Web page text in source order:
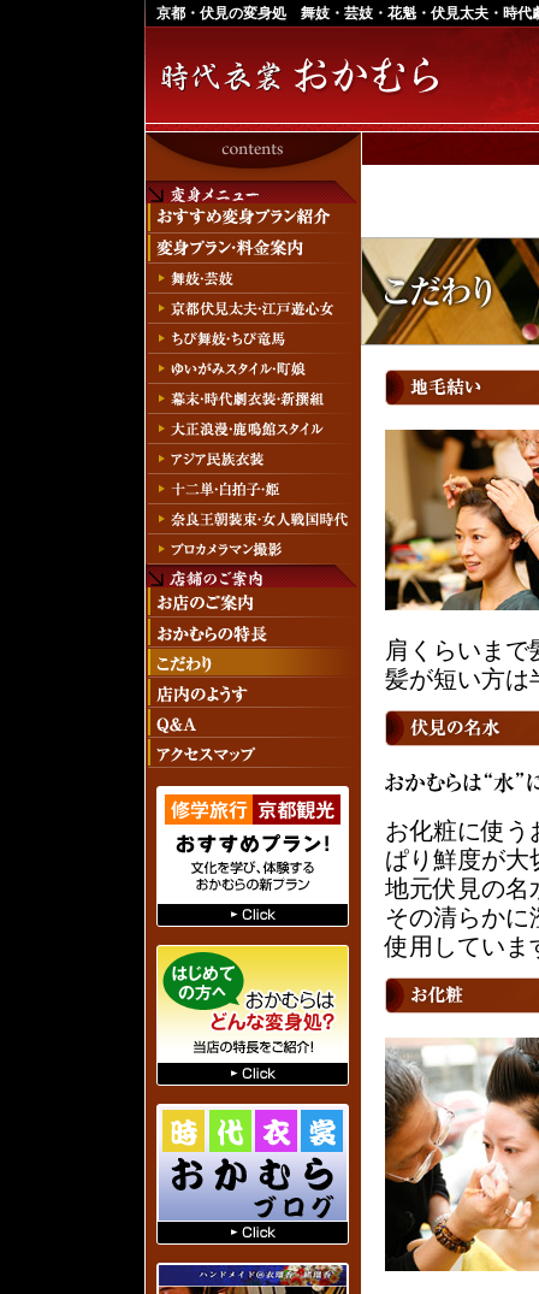
京都・伏見の変身処 舞妓・芸妓・花魁・伏見太夫・時代
肩くらいまで
髪が短い方は
お化粧に使う
ぱり鮮度が大
地元伏見の名
その清らかに
使用していま